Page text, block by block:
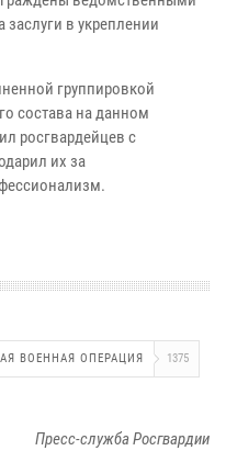
заслуги в укреплении
группировкой
состава на данном
росгвардейцев с
их за
ВОЕННАЯ ОПЕРАЦИЯ 1375
Пресс-служба Росгвардии